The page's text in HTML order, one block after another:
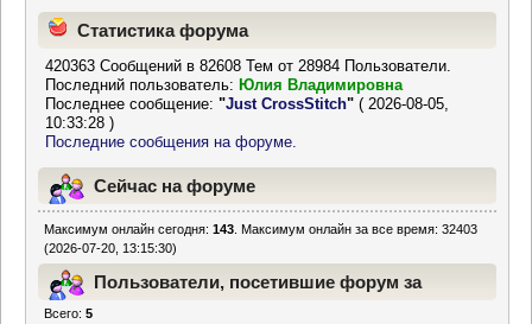
Статистика форума
420363 Сообщений в 82608 Тем от 28984 Пользователи.
Последний пользователь: Юлия Владимировна
Последнее сообщение:"Just CrossStitch" ( 2026-08-05,
10:33:28 )
Последние сообщения на форуме.
Сейчас на форуме
Максимум онлайн сегодня:143 . Максимум онлайн за все время: 32403
(2026-07-20, 13:15:30)
Пользователи, посетившие форум за
Всего:5